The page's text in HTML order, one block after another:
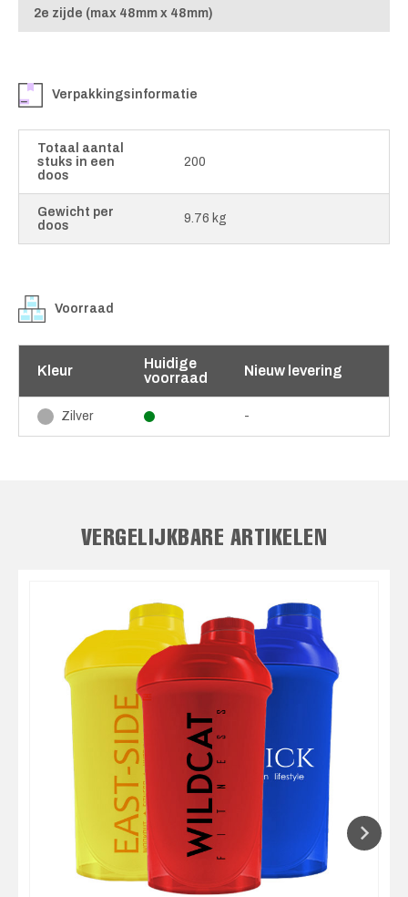
2e zijde (max 48mm x 48mm)
Verpakkingsinformatie
Totaal aantal
stuks in een
doos
200
Gewicht per
doos
9.76 kg
Voorraad
Kleur
Huidige
voorraad
Nieuw levering
Zilver -
VERGELIJKBARE ARTIKELEN